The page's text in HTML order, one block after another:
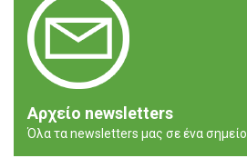
Αρχείο newsletters
Όλα τα newsletters μας σε ένα σημείο